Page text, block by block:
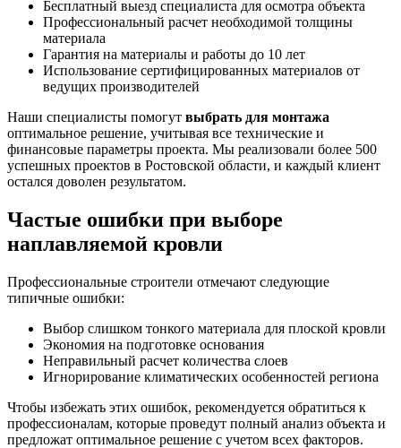
Бесплатный выезд специалиста для осмотра объекта
Профессиональный расчет необходимой толщины
материала
Гарантия на материалы и работы до 10 лет
Использование сертифицированных материалов от
ведущих производителей
Наши специалисты помогут выбрать для монтажа
оптимальное решение, учитывая все технические и
финансовые параметры проекта. Мы реализовали более 500
успешных проектов в Ростовской области, и каждый клиент
остался доволен результатом.
Частые ошибки при выборе
наплавляемой кровли
Профессиональные строители отмечают следующие
типичные ошибки:
Выбор слишком тонкого материала для плоской кровли
Экономия на подготовке основания
Неправильный расчет количества слоев
Игнорирование климатических особенностей региона
Чтобы избежать этих ошибок, рекомендуется обратиться к
профессионалам, которые проведут полный анализ объекта и
предложат оптимальное решение с учетом всех факторов.